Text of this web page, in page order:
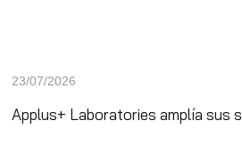
23/07/2026
Applus+ Laboratories amplía sus